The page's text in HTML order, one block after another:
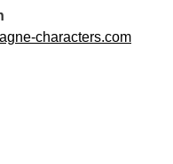
characters.com